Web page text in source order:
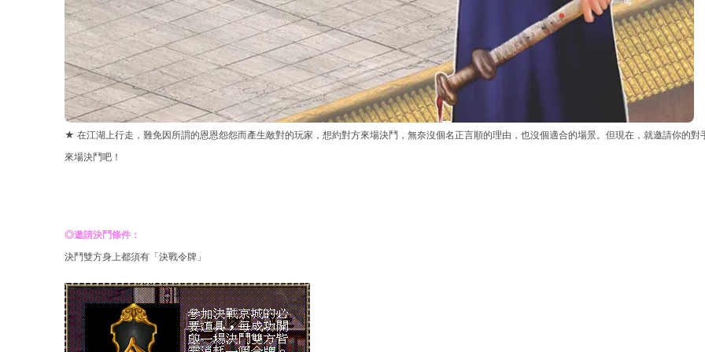
★ 在江湖上行走，難免因所謂的恩恩怨怨而產生敵對的玩家，想約對方來場決鬥，無奈沒個名正言順的理由，也沒個適合的場景。但現在，就邀請你的對
來場決鬥吧！
◎邀請決鬥條件：
決鬥雙方身上都須有「決戰令牌」